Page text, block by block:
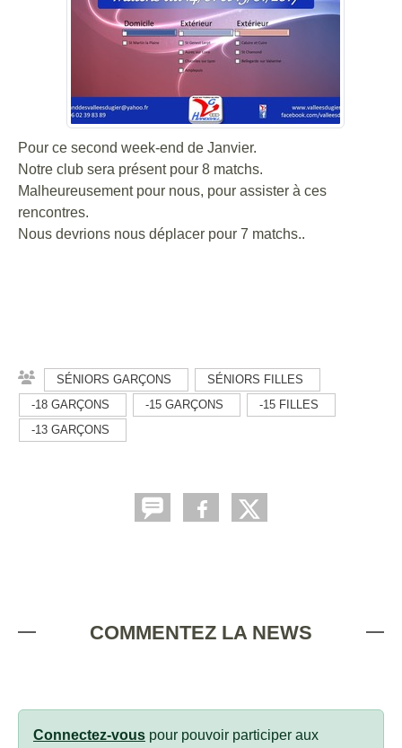
Pour ce second week-end de Janvier.
Notre club sera présent pour 8 matchs.
Malheureusement pour nous, pour assister à ces
rencontres.
Nous devrions nous déplacer pour 7 matchs..
SÉNIORS GARÇONS
SÉNIORS FILLES
-18 GARÇONS
-15 GARÇONS
-15 FILLES
-13 GARÇONS
COMMENTEZ LA NEWS
Connectez-vous pour pouvoir participer aux